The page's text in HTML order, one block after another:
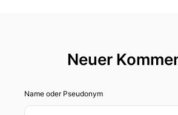
Neuer
Name oder Pseudonym